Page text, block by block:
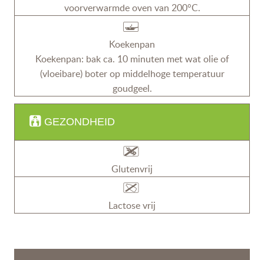
voorverwarmde oven van 200°C.
Koekenpan
Koekenpan: bak ca. 10 minuten met wat olie of
(vloeibare) boter op middelhoge temperatuur
goudgeel.
GEZONDHEID
Glutenvrij
Lactose vrij